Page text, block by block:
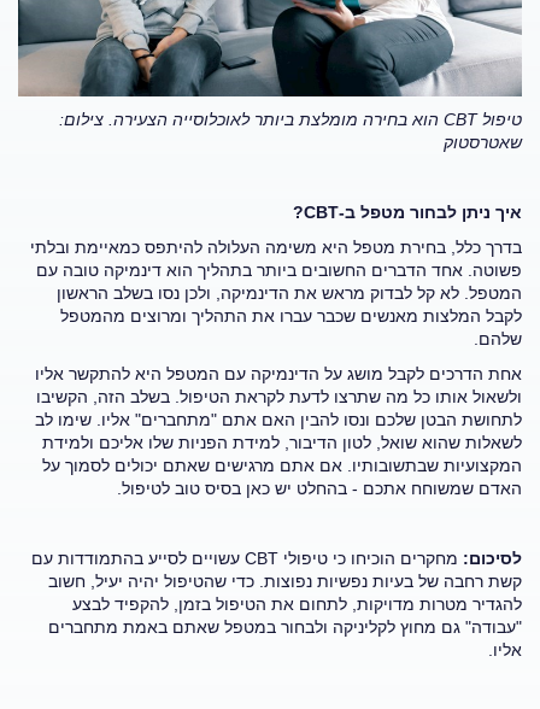
טיפולCBT הוא בחירה מומלצת ביותר לאוכלוסייה הצעירה.
צילום:
שאטרסטוק
איך ניתן לבחור מטפל ב-CBT
?
בדרך כלל, בחירת מטפל היא משימה העלולה להיתפס כמאיימת ובלתי
פשוטה. אחד הדברים החשובים ביותר בתהליך הוא דינמיקה טובה עם
המטפל. לא קל לבדוק מראש את הדינמיקה, ולכן נסו בשלב הראשון
לקבל המלצות מאנשים שכבר עברו את התהליך ומרוצים מהמטפל
שלהם.
אחת הדרכים לקבל מושג על הדינמיקה עם המטפל היא להתקשר אליו
ולשאול אותו כל מה שתרצו לדעת לקראת הטיפול. בשלב הזה, הקשיבו
לתחושת הבטן שלכם ונסו להבין האם אתם "מתחברים" אליו. שימו לב
לשאלות שהוא שואל, לטון הדיבור, למידת הפניות שלו אליכם ולמידת
המקצועיות שבתשובותיו. אם אתם מרגישים שאתם יכולים לסמוך על
האדם שמשוחח אתכם - בהחלט יש כאן בסיס טוב לטיפול.
לסיכום: מחקרים הוכיחו כי טיפולי CBT
עשויים לסייע בהתמודדות עם
קשת רחבה של בעיות נפשיות נפוצות. כדי שהטיפול יהיה יעיל, חשוב
להגדיר מטרות מדויקות, לתחום את הטיפול בזמן, להקפיד לבצע
"עבודה" גם מחוץ לקליניקה ולבחור במטפל שאתם באמת מתחברים
אליו.